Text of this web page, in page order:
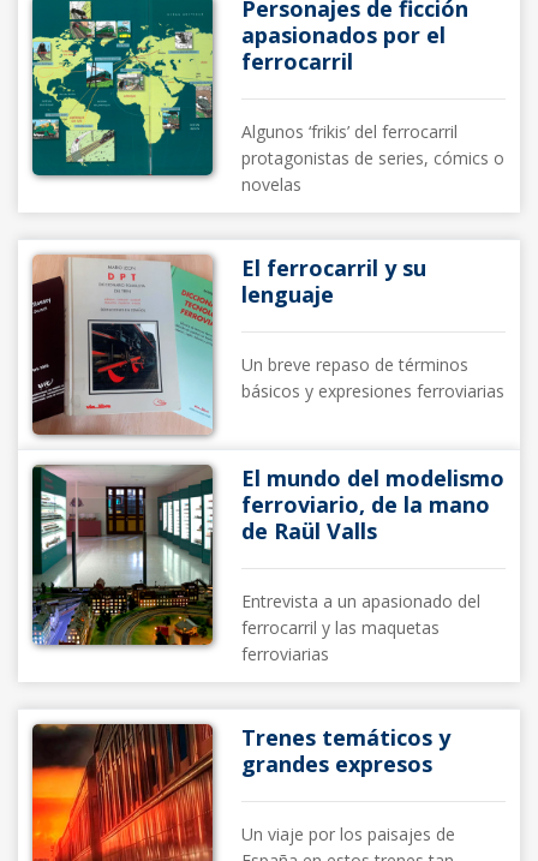
Personajes de ficción
apasionados por el
ferrocarril
Algunos ‘frikis’ del ferrocarril
protagonistas de series, cómics o
novelas
El ferrocarril y su
lenguaje
Un breve repaso de términos
básicos y expresiones ferroviarias
El mundo del modelismo
ferroviario, de la mano
de Raül Valls
Entrevista a un apasionado del
ferrocarril y las maquetas
ferroviarias
Trenes temáticos y
grandes expresos
Un viaje por los paisajes de